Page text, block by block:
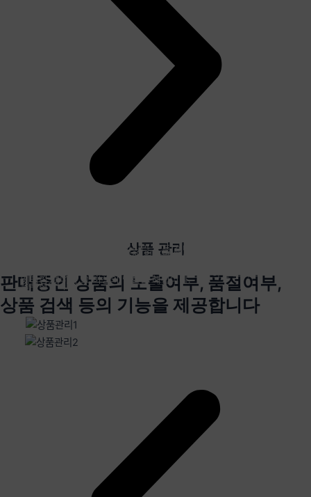
상품 관리
판매중인 상품의 노출여부, 품절여부,
상품 검색 등의 기능을 제공합니다
비버 포스는 주문/결제뿐 아니라 모든 스마트 기기를 연결하고
기기에 연동됩니다. 비버 포스는 단순한 제품이 아닌 스마트
솔루션입니다.
비버 포스는‘매장 관리’를 통해 일자별 매출 확인/ 배달 주문 확인/
베테랑 매니저 그 이상의 역할을 해냅니다.